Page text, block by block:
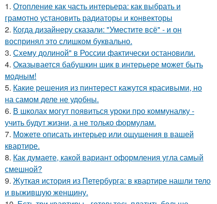
1. Отопление как часть интерьера: как выбрать и
грамотно установить радиаторы и конвекторы
2. Когда дизайнеру сказали: "Уместите всё" - и он
воспринял это слишком буквально.
3. Схему долиной" в России фактически остановили.
4. Оказывается бабушкин шик в интерьере может быть
модным!
5. Какие решения из пинтерест кажутся красивыми, но
на самом деле не удобны.
6. В школах могут появиться уроки про коммуналку -
учить будут жизни, а не только формулам.
7. Можете описать интерьер или ощущения в вашей
квартире.
8. Как думаете, какой вариант оформления угла самый
смешной?
9. Жуткая история из Петербурга: в квартире нашли тело
и выжившую женщину.